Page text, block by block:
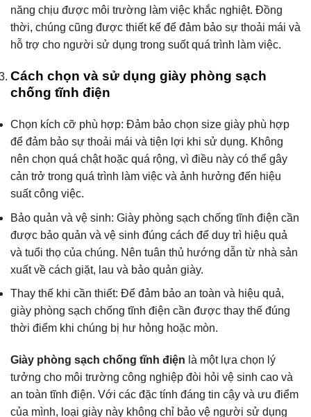
năng chịu được môi trường làm việc khắc nghiệt. Đồng
thời, chúng cũng được thiết kế để đảm bảo sự thoải mái và
hỗ trợ cho người sử dụng trong suốt quá trình làm việc.
Cách chọn và sử dụng giày phòng sạch
chống tĩnh điện
Chọn kích cỡ phù hợp: Đảm bảo chọn size giày phù hợp
để đảm bảo sự thoải mái và tiện lợi khi sử dụng. Không
nên chọn quá chật hoặc quá rộng, vì điều này có thể gây
cản trở trong quá trình làm việc và ảnh hưởng đến hiệu
suất công việc.
Bảo quản và vệ sinh: Giày phòng sạch chống tĩnh điện cần
được bảo quản và vệ sinh đúng cách để duy trì hiệu quả
và tuổi thọ của chúng. Nên tuân thủ hướng dẫn từ nhà sản
xuất về cách giặt, lau và bảo quản giày.
Thay thế khi cần thiết: Để đảm bảo an toàn và hiệu quả,
giày phòng sạch chống tĩnh điện cần được thay thế đúng
thời điểm khi chúng bị hư hỏng hoặc mòn.
Giày phòng sạch chống tĩnh điện là một lựa chọn lý
tưởng cho môi trường công nghiệp đòi hỏi vệ sinh cao và
an toàn tĩnh điện. Với các đặc tính đáng tin cậy và ưu điểm
của mình, loại giày này không chỉ bảo vệ người sử dụng